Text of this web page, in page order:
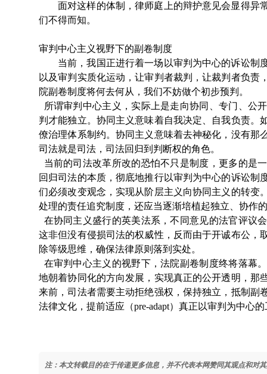
面对这样的体制，律师庭上的辩护意见会显得异
们不得而知。
审判中心主义视野下的副卷制度
当前，我国正进行着一场以审判为中心的诉讼制
以及审判实质化运动，让审判者裁判，让裁判者负
院副卷制度将何去何从，我们不妨做个初步预判。
所谓审判中心主义，实际上是走向协同、专门、公
判才能独立。协同主义意味着自我决定、自我负责
僚治理体系制约。协同主义意味着去神秘化，没有那
司法就是司法，司法回归到判断权的角色。
当前的司法改革所改的恐怕不只是制度，更多的是
回归司法的本质，彻底地推行以审判为中心的诉讼
们必须改变观念，实现从阶层主义向协同主义的转变
处理的责任追究制度，还应当逐渐培植起独立、协作
在协同主义盛行的英美法系，不同意见的法官评议
这非但没有侵损司法的权威性，反而由于开诚布公，
除等级思维，确保法律原则落到实处。
在审判中心主义的视野下，法院副卷制度终将落幕
地朝着协同化的方向发展，实现真正的公开透明，那
来前，司法者需要主动拒绝强权，保持独立，抵制副
法律文化，提前适应（pre-adapt）真正以审判为中心
注：本文转载目的在于传递更多信息，并不代表本网赞同其观点和对